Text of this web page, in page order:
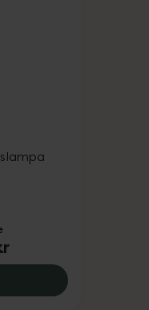
Lou Grey, 377.53 kr.